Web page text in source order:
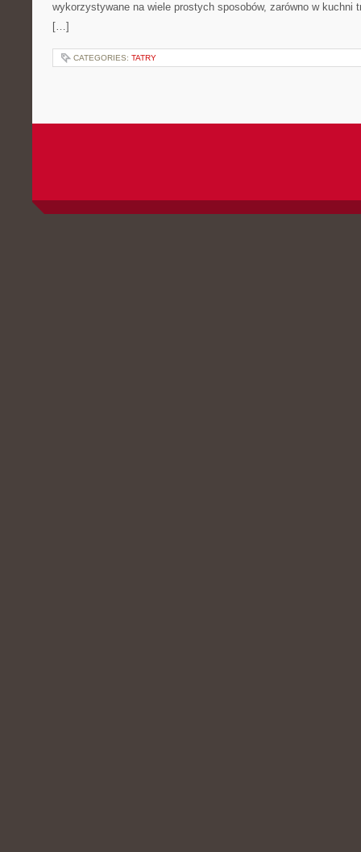
wykorzystywane na wiele prostych sposobów, zarówno w kuchni
[…]
CATEGORIES: TATRY